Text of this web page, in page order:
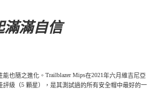
滿滿自信
能也隨之進化。 Trailblazer Mips在2021年六月維吉尼亞
評級（5 顆星），是其測試過的所有安全帽中最好的一